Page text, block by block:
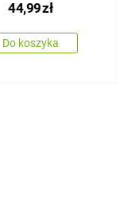
44,99zł
Do koszyka